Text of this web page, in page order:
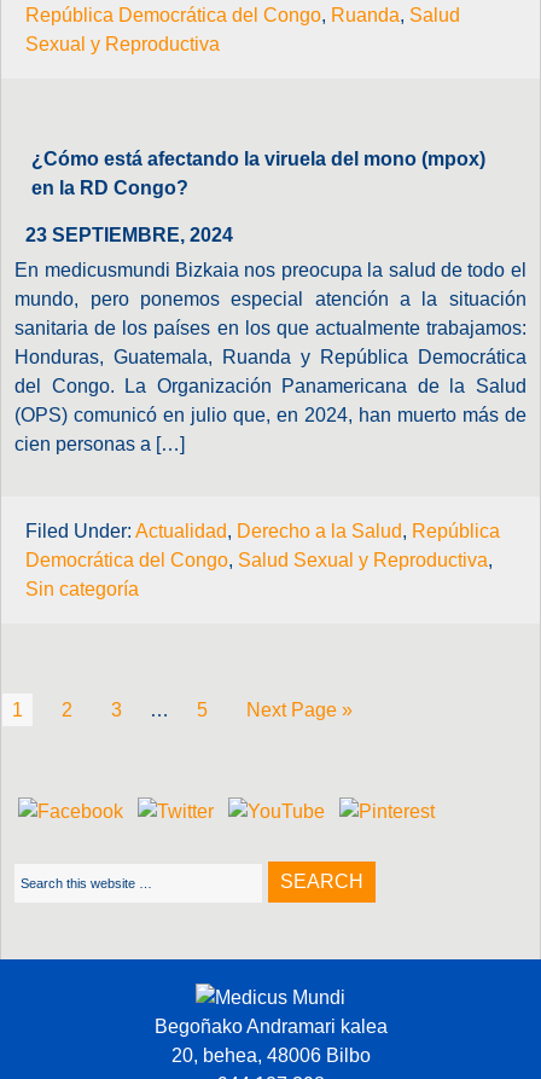
República Democrática del Congo, Ruanda, Salud
Sexual y Reproductiva
¿Cómo está afectando la viruela del mono (mpox)
en la RD Congo?
23 SEPTIEMBRE, 2024
En medicusmundi Bizkaia nos preocupa la salud de todo el
mundo, pero ponemos especial atención a la situación
sanitaria de los países en los que actualmente trabajamos:
Honduras, Guatemala, Ruanda y República Democrática
del Congo. La Organización Panamericana de la Salud
(OPS) comunicó en julio que, en 2024, han muerto más de
cien personas a […]
Filed Under: Actualidad, Derecho a la Salud, República
Democrática del Congo, Salud Sexual y Reproductiva,
Sin categoría
1 2 3 … 5 Next Page »
Begoñako Andramari kalea
20, behea, 48006 Bilbo